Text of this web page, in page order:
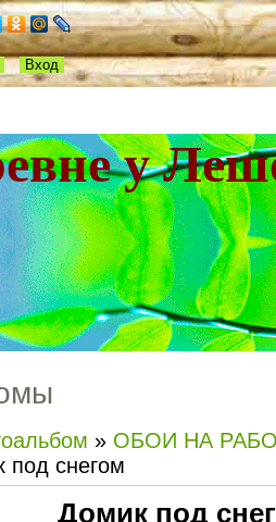
у
Вход
» ОБОИ НА
под снегом
Домик под